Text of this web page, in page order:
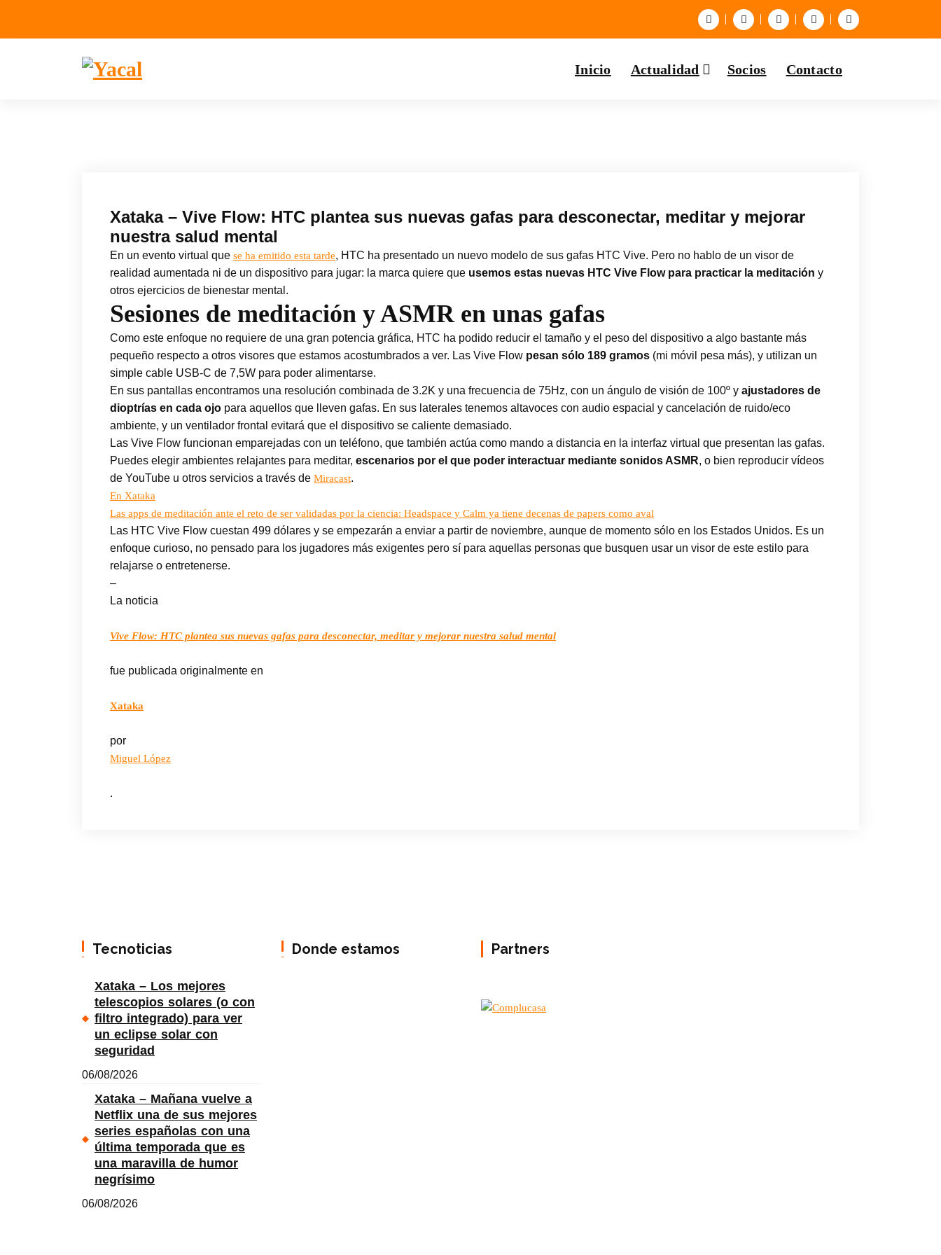
Inicio Actualidad Socios Contacto
Xataka – Vive Flow: HTC plantea sus nuevas gafas para desconectar, meditar y mejorar
nuestra salud mental
En un evento virtual que se ha emitido esta tarde, HTC ha presentado un nuevo modelo de sus gafas HTC Vive. Pero no hablo de un visor de
realidad aumentada ni de un dispositivo para jugar: la marca quiere que usemos estas nuevas HTC Vive Flow para practicar la meditación y
otros ejercicios de bienestar mental.
Sesiones de meditación y ASMR en unas gafas
Como este enfoque no requiere de una gran potencia gráfica, HTC ha podido reducir el tamaño y el peso del dispositivo a algo bastante más
pequeño respecto a otros visores que estamos acostumbrados a ver. Las Vive Flow pesan sólo 189 gramos (mi móvil pesa más), y utilizan un
simple cable USB-C de 7,5W para poder alimentarse.
En sus pantallas encontramos una resolución combinada de 3.2K y una frecuencia de 75Hz, con un ángulo de visión de 100º y ajustadores de
dioptrías en cada ojo para aquellos que lleven gafas. En sus laterales tenemos altavoces con audio espacial y cancelación de ruido/eco
ambiente, y un ventilador frontal evitará que el dispositivo se caliente demasiado.
Las Vive Flow funcionan emparejadas con un teléfono, que también actúa como mando a distancia en la interfaz virtual que presentan las gafas.
Puedes elegir ambientes relajantes para meditar, escenarios por el que poder interactuar mediante sonidos ASMR, o bien reproducir vídeos
de YouTube u otros servicios a través de Miracast.
En Xataka
Las apps de meditación ante el reto de ser validadas por la ciencia: Headspace y Calm ya tiene decenas de papers como aval
Las HTC Vive Flow cuestan 499 dólares y se empezarán a enviar a partir de noviembre, aunque de momento sólo en los Estados Unidos. Es un
enfoque curioso, no pensado para los jugadores más exigentes pero sí para aquellas personas que busquen usar un visor de este estilo para
relajarse o entretenerse.
–
La noticia
Vive Flow: HTC plantea sus nuevas gafas para desconectar, meditar y mejorar nuestra salud mental
fue publicada originalmente en
Xataka
por
Miguel López
.
Tecnoticias
Xataka – Los mejores
telescopios solares (o con
filtro integrado) para ver
un eclipse solar con
seguridad
06/08/2026
Xataka – Mañana vuelve a
Netflix una de sus mejores
series españolas con una
última temporada que es
una maravilla de humor
negrísimo
06/08/2026
Donde estamos Partners